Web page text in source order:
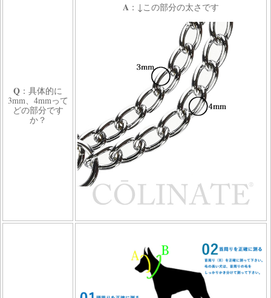
Q ：具体的に
3mm、4mmって
どの部分です
か？
A ：↓この部分の太さです